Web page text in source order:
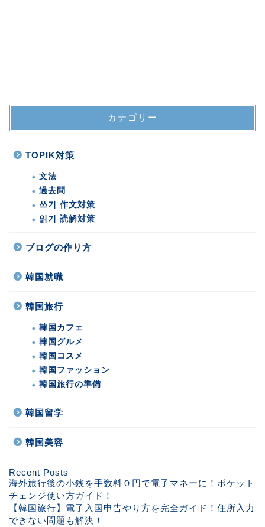
カテゴリー
TOPIK対策
文法
過去問
쓰기 作文対策
읽기 読解対策
ブログの作り方
韓国就職
韓国旅行
韓国カフェ
韓国グルメ
韓国コスメ
韓国ファッション
韓国旅行の準備
韓国留学
韓国美容
Recent Posts
海外旅行後の小銭を手数料０円で電子マネーに！ポケット
チェンジ使い方ガイド！
【韓国旅行】電子入国申告やり方を完全ガイド！住所入力
できない問題も解決！